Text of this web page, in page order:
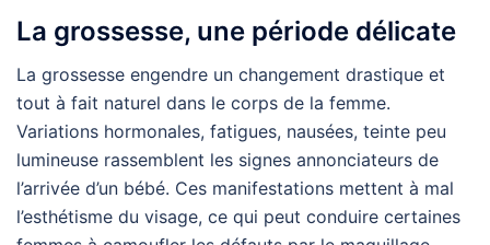
La grossesse, une période délicate
La grossesse engendre un changement drastique et
tout à fait naturel dans le corps de la femme.
Variations hormonales, fatigues, nausées, teinte peu
lumineuse rassemblent les signes annonciateurs de
l’arrivée d’un bébé. Ces manifestations mettent à mal
l’esthétisme du visage, ce qui peut conduire certaines